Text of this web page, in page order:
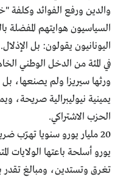
والدين ورفع الفوائد وكلفة
السياسيون هوايتهم المفضلة
يمينية نيوليبرالية صريحة،
الحزب الاشتراكي.
يورو أسلحة باعتها الولايات